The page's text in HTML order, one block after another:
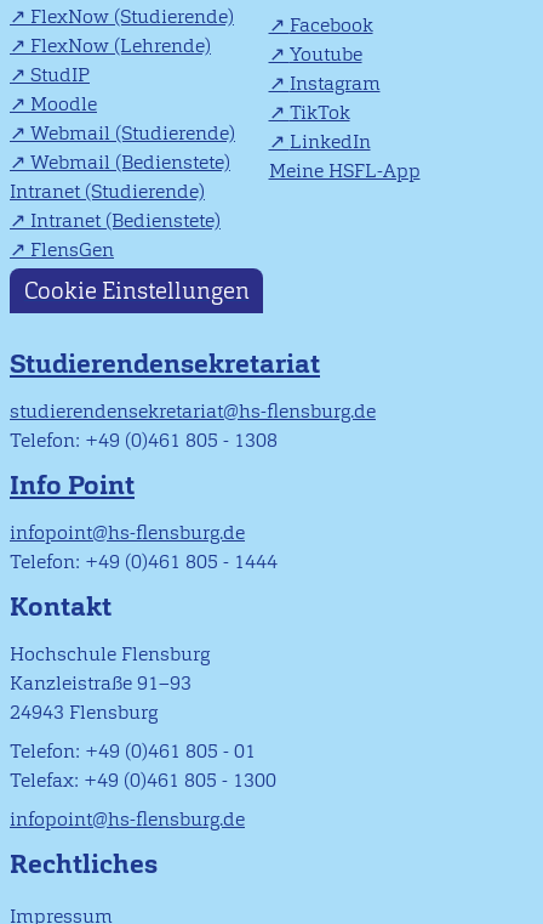
FlexNow (Studierende)
FlexNow (Lehrende)
StudIP
Moodle
Webmail (Studierende)
Webmail (Bedienstete)
Intranet (Studierende)
Intranet (Bedienstete)
FlensGen
Facebook
Youtube
Instagram
TikTok
LinkedIn
Meine HSFL-App
Cookie Einstellungen
Studierendensekretariat
studierendensekretariat@hs-flensburg.de
Telefon: +49 (0)461 805 - 1308
Info Point
infopoint@hs-flensburg.de
Telefon: +49 (0)461 805 - 1444
Kontakt
Hochschule Flensburg
Kanzleistraße 91–93
24943 Flensburg
Telefon: +49 (0)461 805 - 01
Telefax: +49 (0)461 805 - 1300
infopoint@hs-flensburg.de
Rechtliches
Impressum